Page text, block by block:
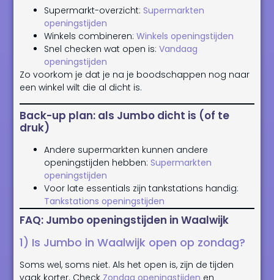
Supermarkt-overzicht:Supermarkten
openingstijden
Winkels combineren:Winkels openingstijden
Snel checken wat open is:Vandaag
openingstijden
Zo voorkom je dat je na je boodschappen nog naar
een winkel wilt die al dicht is.
Back-up plan: als Jumbo dicht is (of te
druk)
Andere supermarkten kunnen andere
openingstijden hebben:Supermarkten
openingstijden
Voor late essentials zijn tankstations handig:
Tankstations openingstijden
FAQ: Jumbo openingstijden in Waalwijk
1) Is Jumbo in Waalwijk open op zondag?
Soms wel, soms niet. Als het open is, zijn de tijden
vaak korter. Check Zondag openingstijden en